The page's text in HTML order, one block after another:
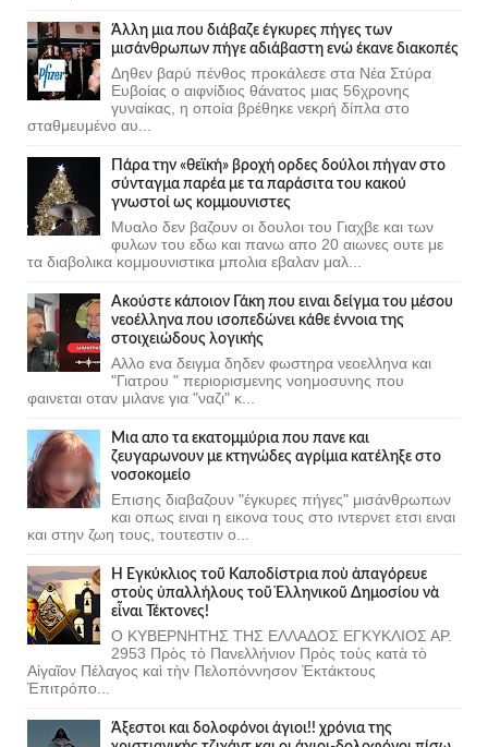
Άλλη μια που διάβαζε έγκυρες πήγες των
μισάνθρωπων πήγε αδιάβαστη ενώ έκανε διακοπές
Δηθεν βαρύ πένθος προκάλεσε στα Νέα Στύρα
Ευβοίας ο αιφνίδιος θάνατος μιας 56χρονης
γυναίκας, η οποία βρέθηκε νεκρή δίπλα στο
σταθμευμένο αυ...
Πάρα την «θεϊκή» βροχή ορδες δούλοι πήγαν στο
σύνταγμα παρέα με τα παράσιτα του κακού
γνωστοί ως κομμουνιστες
Μυαλο δεν βαζουν οι δουλοι του Γιαχβε και των
φυλων του εδω και πανω απο 20 αιωνες ουτε με
τα διαβολικα κομμουνιστικα μπολια εβαλαν μαλ...
Ακούστε κάποιον Γάκη που ειναι δείγμα του μέσου
νεοέλληνα που ισοπεδώνει κάθε έννοια της
στοιχειώδους λογικής
Αλλο ενα δειγμα δηδεν φωστηρα νεοελληνα και
"Γιατρου " περιορισμενης νοημοσυνης που
φαινεται οταν μιλανε για "ναζι" κ...
Μια απο τα εκατομμύρια που πανε και
ζευγαρωνουν με κτηνώδες αγρίμια κατέληξε στο
νοσοκομείο
Επισης διαβαζουν "έγκυρες πήγες" μισάνθρωπων
και οπως ειναι η εικονα τους στο ιντερνετ ετσι ειναι
και στην ζωη τους, τουτεστιν ο...
Ἡ Ἐγκύκλιος τοῦ Καποδίστρια ποὺ ἀπαγόρευε
στοὺς ὑπαλλήλους τοῦ Ἑλληνικοῦ Δημοσίου νὰ
εἶναι Τέκτονες!
Ο ΚΥΒΕΡΝΗΤΗΣ ΤΗΣ ΕΛΛΑΔΟΣ ΕΓΚΥΚΛΙΟΣ ΑΡ.
2953 Πρὸς τὸ Πανελλήνιον Πρὸς τοὺς κατὰ τὸ
Αἰγαῖον Πέλαγος καὶ τὴν Πελοπόννησον Ἐκτάκτους
Ἐπιτρόπο...
Άξεστοι και δολοφόνοι άγιοι!! χρόνια της